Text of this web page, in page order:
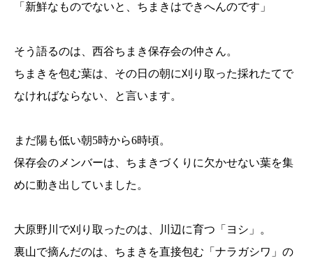
「新鮮なものでないと、ちまきはできへんのです」
そう語るのは、西谷ちまき保存会の仲さん。
ちまきを包む葉は、その日の朝に刈り取った採れたてで
なければならない、と言います。
まだ陽も低い朝5時から6時頃。
保存会のメンバーは、ちまきづくりに欠かせない葉を集
めに動き出していました。
大原野川で刈り取ったのは、川辺に育つ「ヨシ」。
裏山で摘んだのは、ちまきを直接包む「ナラガシワ」の